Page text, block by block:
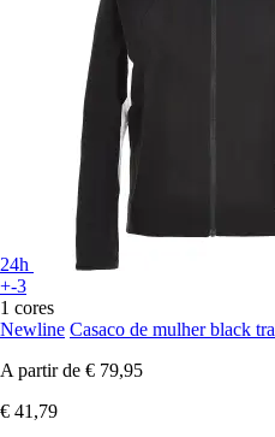
24h
+-3
1 cores
Newline Casaco de mulher black
A partir de € 79,95
€ 41,79